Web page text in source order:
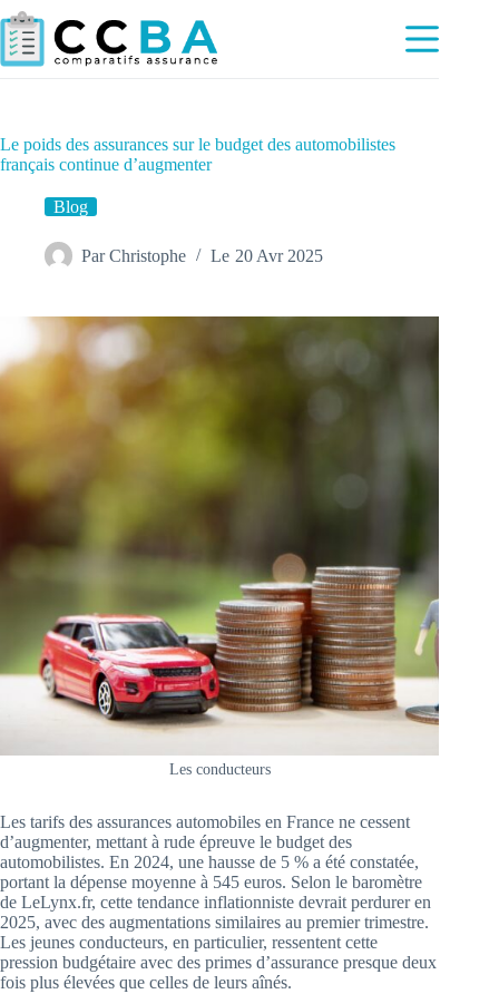
Passer
au
contenu
Le poids des assurances sur le budget des automobilistes
français continue d’augmenter
Blog
Par Christophe Le 20 Avr 2025
Les conducteurs
Les tarifs des assurances automobiles en France ne cessent
d’augmenter, mettant à rude épreuve le budget des
automobilistes. En 2024, une hausse de 5 % a été constatée,
portant la dépense moyenne à 545 euros. Selon le baromètre
de LeLynx.fr, cette tendance inflationniste devrait perdurer en
2025, avec des augmentations similaires au premier trimestre.
Les jeunes conducteurs, en particulier, ressentent cette
pression budgétaire avec des primes d’assurance presque deux
fois plus élevées que celles de leurs aînés.